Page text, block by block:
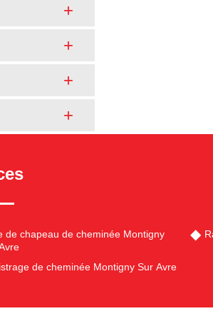
de chapeau de cheminée Montigny
de cheminée Montigny Sur Avre